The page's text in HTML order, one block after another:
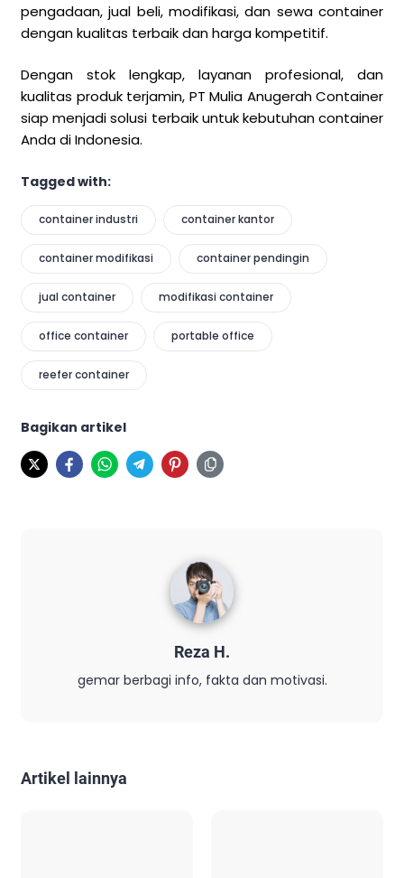
pengadaan, jual beli, modifikasi, dan sewa container
dengan kualitas terbaik dan harga kompetitif.
Dengan stok lengkap, layanan profesional, dan
kualitas produk terjamin, PT Mulia Anugerah Container
siap menjadi solusi terbaik untuk kebutuhan container
Anda di Indonesia.
Tagged with:
container industri container kantor
container modifikasi container pendingin
jual container modifikasi container
office container portable office
reefer container
Bagikan artikel
Reza H.
gemar berbagi info, fakta dan motivasi.
Artikel lainnya